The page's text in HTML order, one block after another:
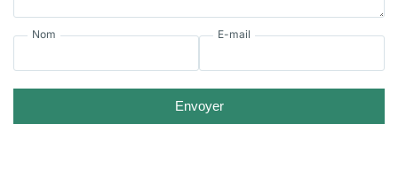
Nom E-mail
Envoyer